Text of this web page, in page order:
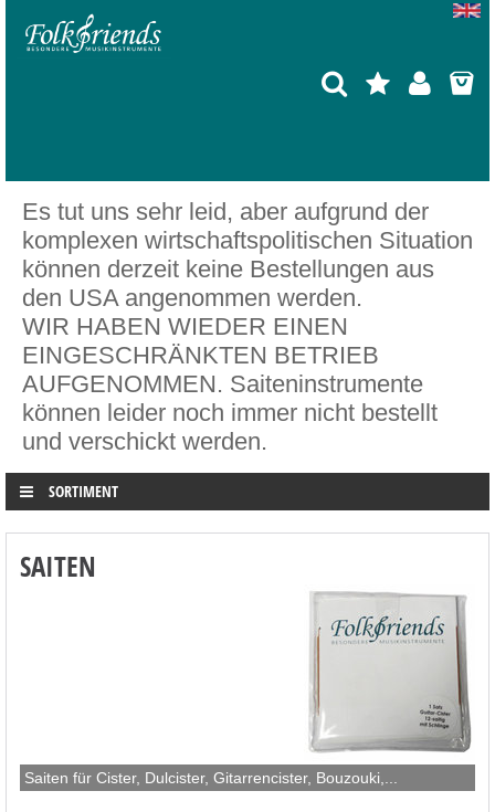
Es tut uns sehr leid, aber aufgrund der
komplexen wirtschaftspolitischen Situation
können derzeit keine Bestellungen aus
den USA angenommen werden.
WIR HABEN WIEDER EINEN
EINGESCHRÄNKTEN BETRIEB
AUFGENOMMEN. Saiteninstrumente
können leider noch immer nicht bestellt
und verschickt werden.
SORTIMENT
SAITEN
Saiten für Cister, Dulcister, Gitarrencister, Bouzouki,...